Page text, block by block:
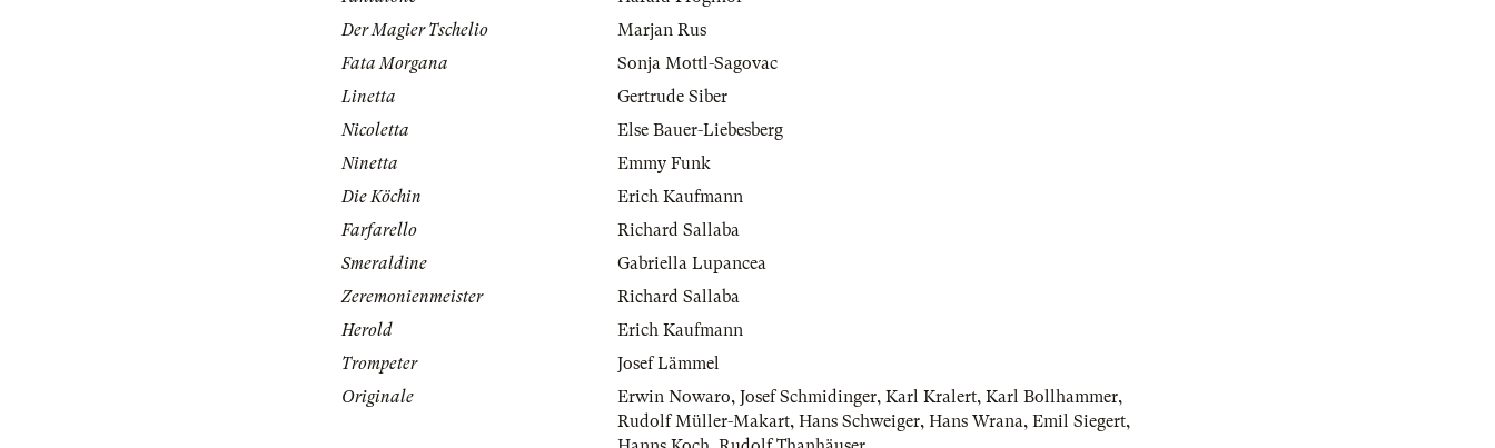
Der Magier Tschelio
Marjan Rus
Fata Morgana
Sonja Mottl-Sagovac
Linetta
Gertrude Siber
Nicoletta
Else Bauer-Liebesberg
Ninetta
Emmy Funk
Die Köchin
Erich Kaufmann
Farfarello
Richard Sallaba
Smeraldine
Gabriella Lupancea
Zeremonienmeister
Richard Sallaba
Herold
Erich Kaufmann
Trompeter
Josef Lämmel
Originale
Erwin Nowaro, Josef Schmidinger, Karl Kralert, Karl Bollhammer,
Rudolf Müller-Makart, Hans Schweiger, Hans Wrana, Emil Siegert,